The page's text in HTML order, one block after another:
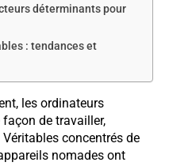
déterminants pour
: tendances et
les ordinateurs
de travailler,
concentrés de
nomades ont